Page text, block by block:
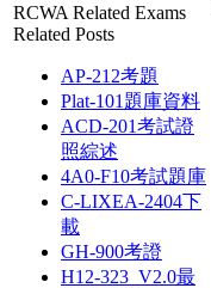
RCWA Related Exams
Related Posts
AP-212考題
Plat-101題庫資料
ACD-201考試證
照綜述
4A0-F10考試題庫
C-LIXEA-2404下
載
GH-900考證
H12-323_V2.0最